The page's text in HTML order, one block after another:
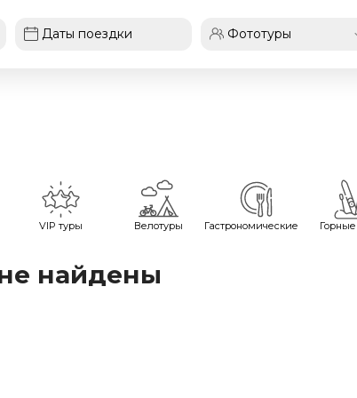
VIP туры Велотуры Гастрономические
найдены